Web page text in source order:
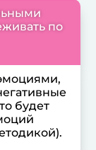
по
будет